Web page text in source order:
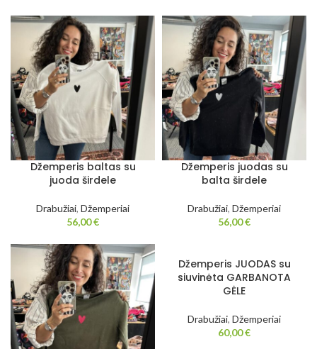
Džemperis baltas su
juoda širdele
Drabužiai, Džemperiai
56,00€
Džemperis juodas su
balta širdele
Drabužiai, Džemperiai
56,00€
Džemperis JUODAS su
siuvinėta GARBANOTA
GĖLE
Drabužiai, Džemperiai
60,00€